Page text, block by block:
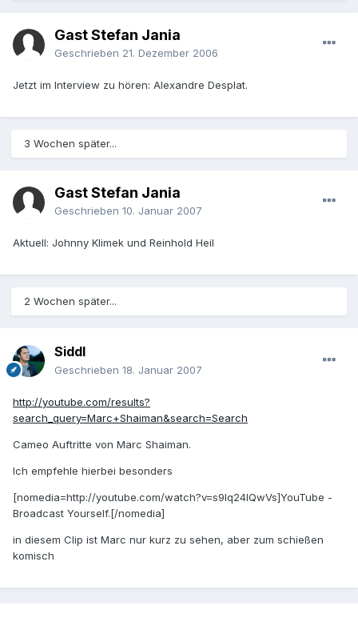
Gast Stefan Jania
Geschrieben 21. Dezember 2006
Jetzt im Interview zu hören: Alexandre Desplat.
3 Wochen später...
Gast Stefan Jania
Geschrieben 10. Januar 2007
Aktuell: Johnny Klimek und Reinhold Heil
2 Wochen später...
Siddl
Geschrieben 18. Januar 2007
http://youtube.com/results?
search_query=Marc+Shaiman&search=Search
Cameo Auftritte von Marc Shaiman.
Ich empfehle hierbei besonders
[nomedia=http://youtube.com/watch?v=s9Iq24IQwVs]YouTube -
Broadcast Yourself.[/nomedia]
in diesem Clip ist Marc nur kurz zu sehen, aber zum schießen
komisch